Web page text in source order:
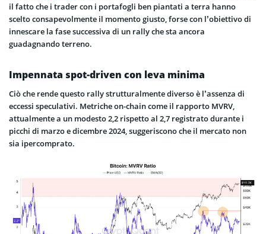
il fatto che i trader con i portafogli ben piantati a terra hanno
scelto consapevolmente il momento giusto, forse con l’obiettivo di
innescare la fase successiva di un rally che sta ancora
guadagnando terreno.
Impennata spot-driven con leva minima
Ciò che rende questo rally strutturalmente diverso è l’assenza di
eccessi speculativi. Metriche on-chain come il rapporto MVRV,
attualmente a un modesto 2,2 rispetto al 2,7 registrato durante i
picchi di marzo e dicembre 2024, suggeriscono che il mercato non
sia ipercomprato.